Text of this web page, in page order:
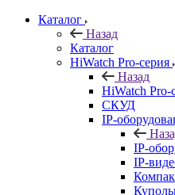
Каталог
Назад
Каталог
HiWatch Pro-серия
Назад
HiWatch Pro-
CКУД
IP-
IP-
IP-